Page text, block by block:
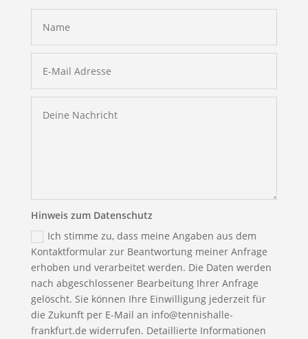
Hinweis zum Datenschutz
Ich stimme zu, dass meine Angaben aus dem
Kontaktformular zur Beantwortung meiner Anfrage
erhoben und verarbeitet werden. Die Daten werden
nach abgeschlossener Bearbeitung Ihrer Anfrage
gelöscht. Sie können Ihre Einwilligung jederzeit für
die Zukunft per E-Mail an info@tennishalle-
frankfurt.de widerrufen. Detaillierte Informationen